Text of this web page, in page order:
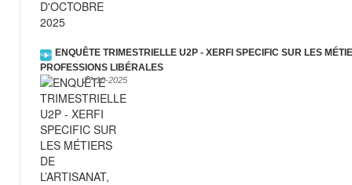
ENQUÊTE TRIMESTRIELLE U2P - XERFI SPECIFIC SUR LES
PROFESSIONS LIBÉRALES
27-10-2025